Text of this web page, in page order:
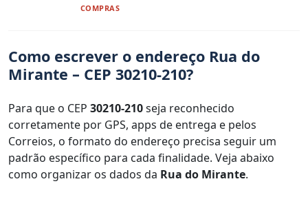
COMPRAS
Como escrever o endereço Rua do
Mirante – CEP 30210-210?
Para que o CEP 30210-210seja reconhecido
corretamente por GPS, apps de entrega e pelos
Correios, o formato do endereço precisa seguir um
padrão específico para cada finalidade. Veja abaixo
como organizar os dados da Rua do Mirante.